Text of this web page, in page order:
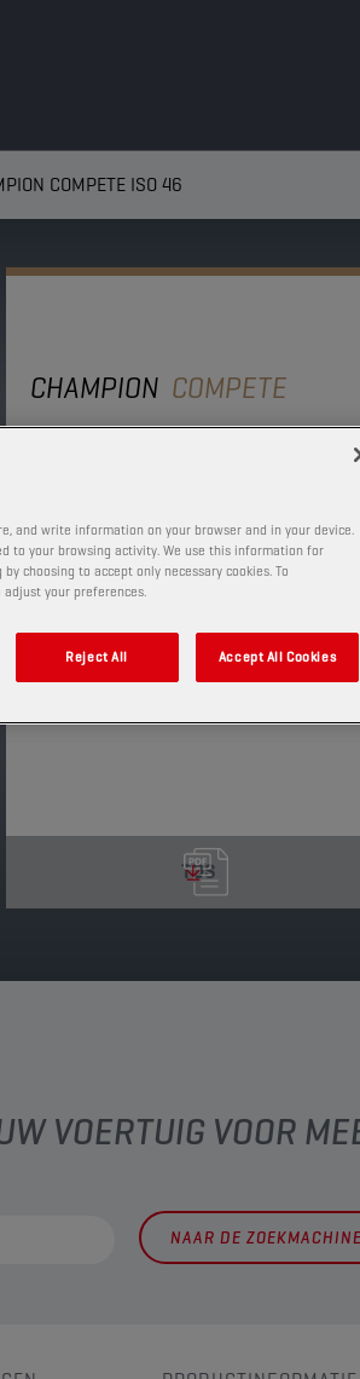
COMPETE ISO 46
CHAMPION COMPETE
ISO 46
Een minerale olie die voldoet
belangrijkste fabrikanten van
bevat additieven die slijtage,
tegengaan.
PRODUCT: 75836
Leverbare volumes en verpakkingen
TDS
VOERTUIG VOOR
NAAR DE ZOEKMACHINE
and write information on your browser and in your device.
to your browsing activity. We use this information for
choosing to accept only necessary cookies. To
adjust your preferences.
Reject All Accept All Cookies